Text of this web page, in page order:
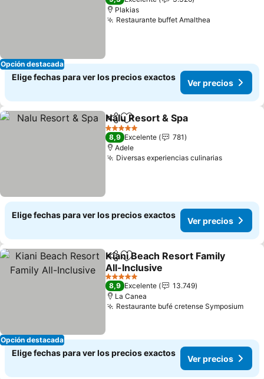
Opción destacada
Plakias
Restaurante buffet Amalthea
Elige fechas para ver los precios exactos
Ver precios
CompartirAgregar a favoritos
Nalu Resort & Spa
5 Estrellas
8,9 Excelente
781
Adele
Diversas experiencias culinarias
Elige fechas para ver los precios exactos
Ver precios
Opción destacada
CompartirAgregar a favoritos
Kiani Beach Resort Family
All-Inclusive
5 Estrellas
8,9 Excelente
13.749
La Canea
Restaurante bufé cretense Symposium
Elige fechas para ver los precios exactos
Ver precios